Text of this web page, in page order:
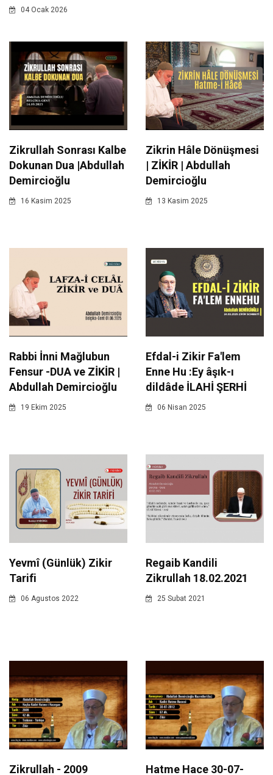
04 Ocak 2026
Zikrullah Sonrası Kalbe
Dokunan Dua |Abdullah
Demircioğlu
16 Kasim 2025
Zikrin Hâle Dönüşmesi
| ZİKİR | Abdullah
Demircioğlu
13 Kasim 2025
Rabbi İnni Mağlubun
Fensur -DUA ve ZİKİR |
Abdullah Demircioğlu
19 Ekim 2025
Efdal-i Zikir Fa'lem
Enne Hu :Ey âşık-ı
dildâde İLAHİ ŞERHİ
06 Nisan 2025
Yevmî (Günlük) Zikir
Tarifi
06 Agustos 2022
Regaib Kandili
Zikrullah 18.02.2021
25 Subat 2021
Zikrullah - 2009 Hatme Hace 30-07-